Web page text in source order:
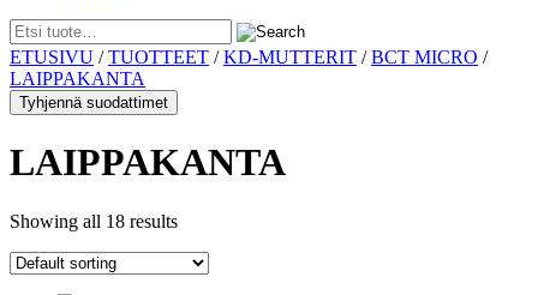
Skip
to
content
ETUSIVU /TUOTTEET /KD-MUTTERIT /BCT MICRO /
LAIPPAKANTA
Tyhjennä suodattimet
LAIPPAKANTA
Showing all 18 results